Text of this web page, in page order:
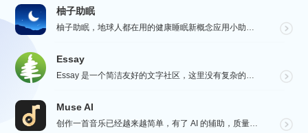
柚子助眠
柚子助眠，地球人都在用的健康睡眠新概念应用小助手。Phone必备App神器.每一个热爱生活的人，都值...
Essay
Essay 是一个简洁友好的文字社区，这里没有复杂的社交功能，不会有浏览量，点赞和关注等量化指标去左...
Muse AI
创作一首音乐已经越来越简单，有了 AI 的辅助，质量更加有保障，Muse AI 可以让一个零经验用户...